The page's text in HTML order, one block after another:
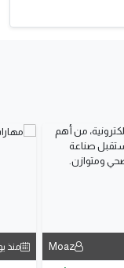
Moaz منذ